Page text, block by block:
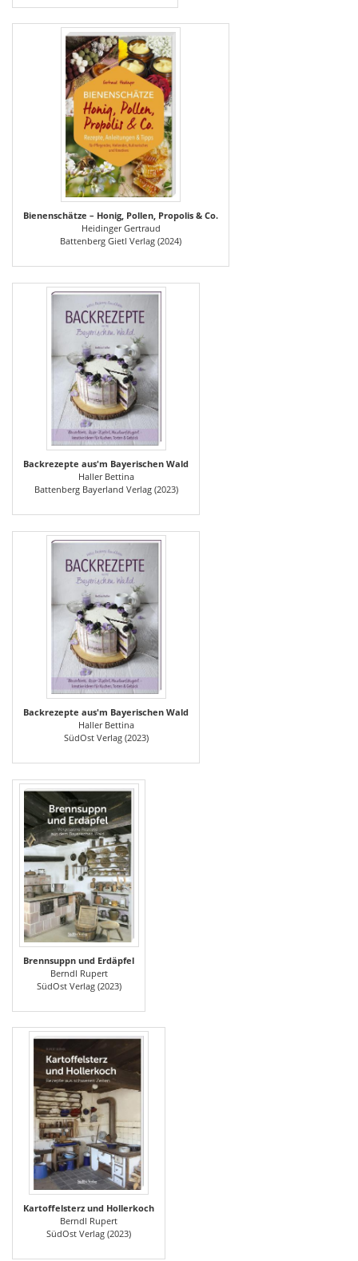
Bienenschätze – Honig, Pollen, Propolis & Co.
Heidinger Gertraud
Battenberg Gietl Verlag (2024)
Backrezepte aus'm Bayerischen Wald
Haller Bettina
Battenberg Bayerland Verlag (2023)
Backrezepte aus'm Bayerischen Wald
Haller Bettina
SüdOst Verlag (2023)
Brennsuppn und Erdäpfel
Berndl Rupert
SüdOst Verlag (2023)
Kartoffelsterz und Hollerkoch
Berndl Rupert
SüdOst Verlag (2023)